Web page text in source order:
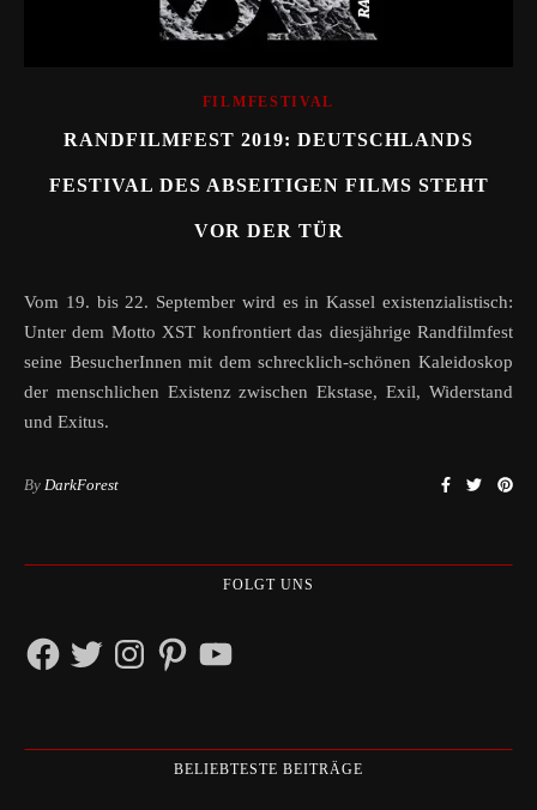
FILMFESTIVAL
RANDFILMFEST 2019: DEUTSCHLANDS
FESTIVAL DES ABSEITIGEN FILMS STEHT
VOR DER TÜR
Vom 19. bis 22. September wird es in Kassel existenzialistisch:
Unter dem Motto XST konfrontiert das diesjährige Randfilmfest
seine BesucherInnen mit dem schrecklich-schönen Kaleidoskop
der menschlichen Existenz zwischen Ekstase, Exil, Widerstand
und Exitus.
By DarkForest
FOLGT UNS
FacebookTwitterInstagramPinterestYouTube
BELIEBTESTE BEITRÄGE